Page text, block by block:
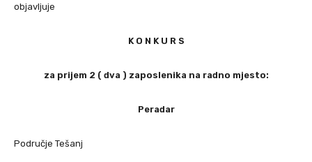
objavljuje
K O N K U R S
za prijem 2 ( dva ) zaposlenika na radno mjesto:
Peradar
Područje Tešanj